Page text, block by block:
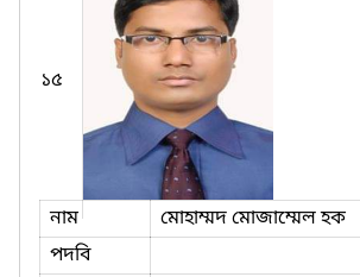
১৫
নাম
মোহাম্মদ মোজাম্মেল হক
পদবি